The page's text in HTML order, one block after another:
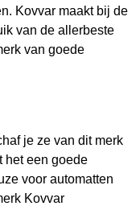
Kovvar maakt bij de
van de allerbeste
van goede
je ze van dit merk
het een goede
voor automatten
Kovvar